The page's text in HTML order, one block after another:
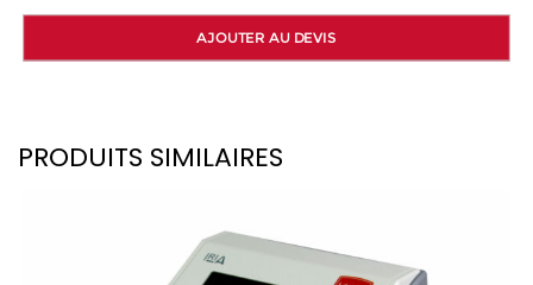
AJOUTER AU DEVIS
PRODUITS SIMILAIRES